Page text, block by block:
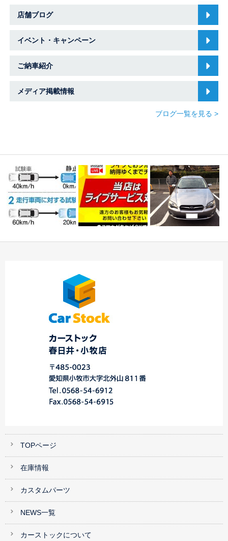
店舗ブログ
イベント・キャンペーン
ご納車紹介
メディア掲載情報
ブログ一覧を見る >
た！！★中川・港店
TOPページ
在庫情報
カスタムパーツ
NEWS一覧
カーストックについて